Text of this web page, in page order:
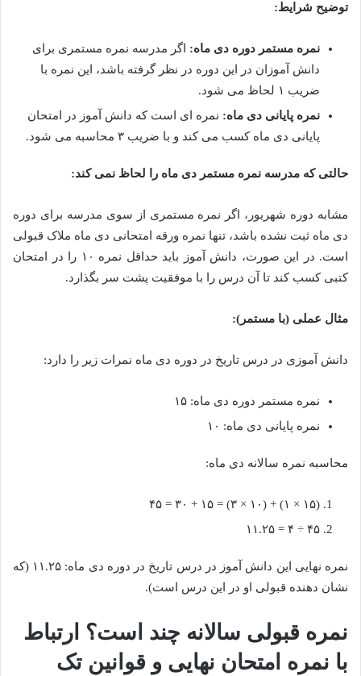
توضیح شرایط:
نمره مستمر دوره دی ماه: اگر مدرسه نمره مستمری برای
دانش آموزان در این دوره در نظر گرفته باشد، این نمره با
ضریب ۱ لحاظ می شود.
نمره پایانی دی ماه: نمره ای است که دانش آموز در امتحان
پایانی دی ماه کسب می کند و با ضریب ۳ محاسبه می شود.
حالتی که مدرسه نمره مستمر دی ماه را لحاظ نمی کند:
مشابه دوره شهریور، اگر نمره مستمری از سوی مدرسه برای دوره
دی ماه ثبت نشده باشد، تنها نمره ورقه امتحانی دی ماه ملاک قبولی
است. در این صورت، دانش آموز باید حداقل نمره ۱۰ را در امتحان
کتبی کسب کند تا آن درس را با موفقیت پشت سر بگذارد.
مثال عملی (با مستمر):
دانش آموزی در درس تاریخ در دوره دی ماه نمرات زیر را دارد:
نمره مستمر دوره دی ماه: ۱۵
نمره پایانی دی ماه: ۱۰
محاسبه نمره سالانه دی ماه:
(۱۵ × ۱) + (۱۰ × ۳) = ۱۵ + ۳۰ = ۴۵
۴۵ ÷ ۴ = ۱۱.۲۵
نمره نهایی این دانش آموز در درس تاریخ در دوره دی ماه: ۱۱.۲۵ (که
نشان دهنده قبولی او در این درس است).
نمره قبولی سالانه چند است؟ ارتباط
با نمره امتحان نهایی و قوانین تک